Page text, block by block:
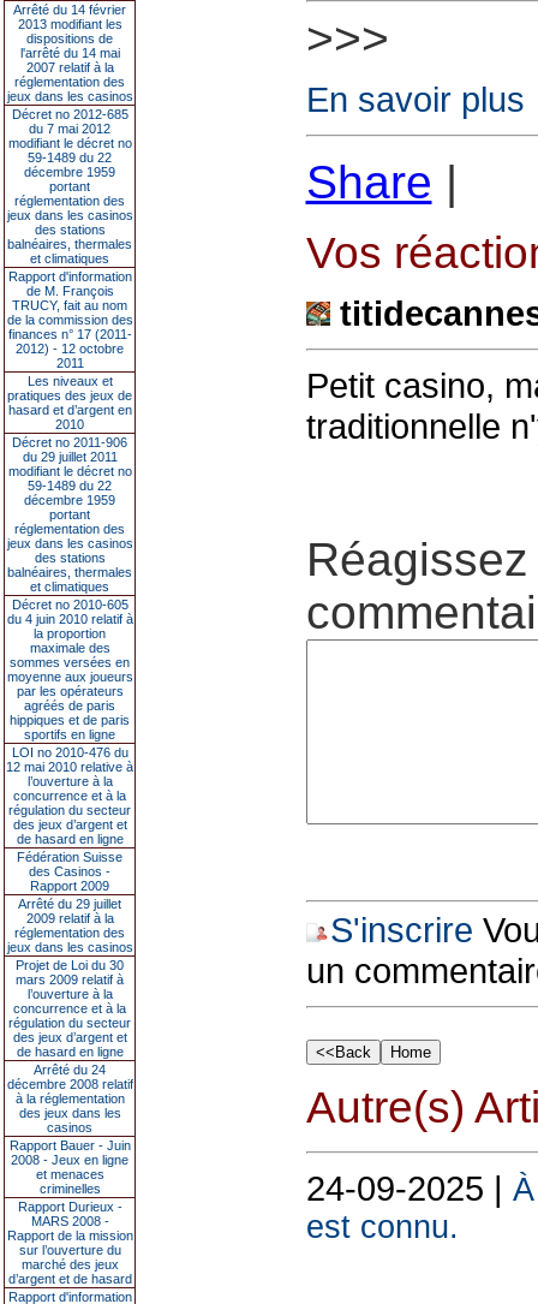
Arrêté du 14 février
2013 modifiant les
dispositions de
l'arrêté du 14 mai
2007 relatif à la
réglementation des
jeux dans les casinos
Décret no 2012-685
du 7 mai 2012
modifiant le décret no
59-1489 du 22
décembre 1959
portant
réglementation des
jeux dans les casinos
des stations
balnéaires, thermales
et climatiques
Rapport d'information
de M. François
TRUCY, fait au nom
de la commission des
finances n° 17 (2011-
2012) - 12 octobre
2011
Les niveaux et
pratiques des jeux de
hasard et d’argent en
2010
Décret no 2011-906
du 29 juillet 2011
modifiant le décret no
59-1489 du 22
décembre 1959
portant
réglementation des
jeux dans les casinos
des stations
balnéaires, thermales
et climatiques
Décret no 2010-605
du 4 juin 2010 relatif à
la proportion
maximale des
sommes versées en
moyenne aux joueurs
par les opérateurs
agréés de paris
hippiques et de paris
sportifs en ligne
LOI no 2010-476 du
12 mai 2010 relative à
l’ouverture à la
concurrence et à la
régulation du secteur
des jeux d’argent et
de hasard en ligne
Fédération Suisse
des Casinos -
Rapport 2009
Arrêté du 29 juillet
2009 relatif à la
réglementation des
jeux dans les casinos
Projet de Loi du 30
mars 2009 relatif à
l’ouverture à la
concurrence et à la
régulation du secteur
des jeux d’argent et
de hasard en ligne
Arrêté du 24
décembre 2008 relatif
à la réglementation
des jeux dans les
casinos
Rapport Bauer - Juin
2008 - Jeux en ligne
et menaces
criminelles
Rapport Durieux -
MARS 2008 -
Rapport de la mission
sur l’ouverture du
marché des jeux
d’argent et de hasard
Rapport d'information
>>>
En savoir plus
Share |
Vos
Petit casino,
traditionnelle
S'inscrire
un
Autre(s)
24-09-2025 |
est connu.